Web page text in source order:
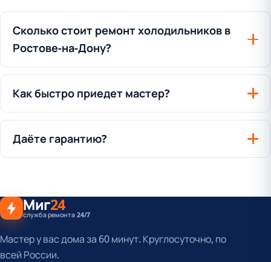
Сколько стоит ремонт холодильников в
Ростове-на-Дону?
Как быстро приедет мастер?
Даёте гарантию?
Миг24
служба ремонта 24/7
Мастер у вас дома за 60 минут. Круглосуточно, по
всей России.